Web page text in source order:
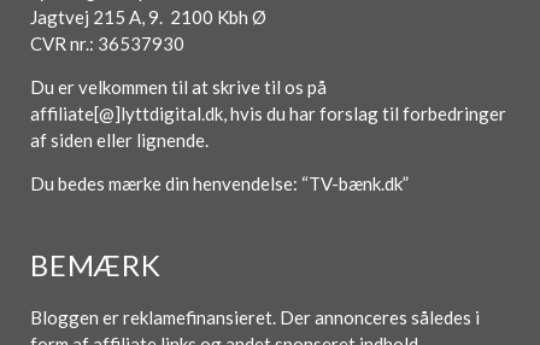
Jagtvej 215 A, 9. 2100 Kbh Ø
CVR nr.: 36537930
Du er velkommen til at skrive til os på
affiliate[@]lyttdigital.dk, hvis du har forslag til forbedringer
af siden eller lignende.
Du bedes mærke din henvendelse: “TV-bænk.dk”
BEMÆRK
Bloggen er reklamefinansieret. Der annonceres således i